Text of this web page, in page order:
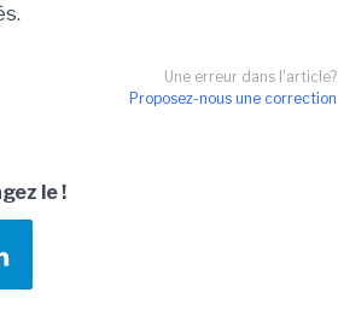
Une erreur dans l'article?
Proposez-nous une correction
le !